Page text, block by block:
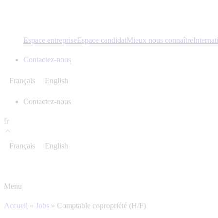
Espace entrepriseEspace candidatMieux nous connaître
Contactez-nous
Français English
Contactez-nous
fr
Français English
Menu
Accueil » Jobs » Comptable copropriété (H/F)